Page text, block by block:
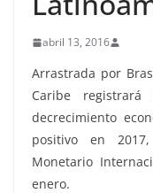
abril 13, 2016
Arrastrada por
Caribe
decrecimiento
positivo en
Monetario
enero.